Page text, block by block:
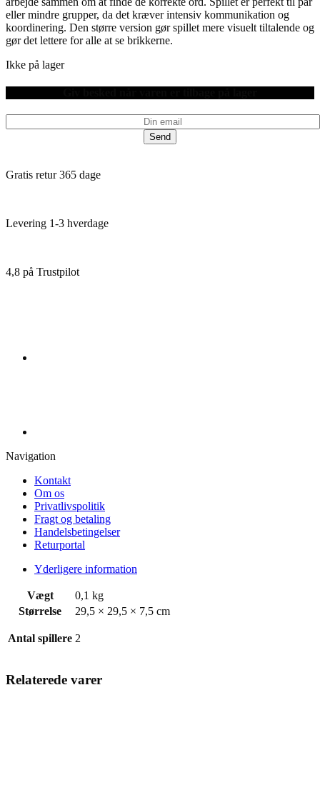
eller mindre grupper, da det kræver intensiv kommunikation og
koordinering. Den større version gør spillet mere visuelt tiltalende og
gør det lettere for alle at se brikkerne.
Ikke på lager
Send
Gratis retur 365 dage
Levering 1-3 hverdage
4,8 på Trustpilot
Navigation
Kontakt
Om os
Privatlivspolitik
Fragt og betaling
Handelsbetingelser
Returportal
Yderligere information
Vægt
0,1 kg
Størrelse
29,5 × 29,5 × 7,5 cm
Antal spillere 2
Relaterede varer